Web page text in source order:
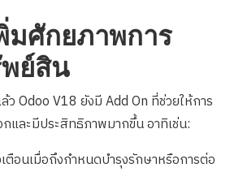
พิ่มศักยภาพการ
ย์สิน
Odoo V18 ยังมี Add On ที่ช่วยให้การ
และมีประสิทธิภาพมากขึ้น อาทิเช่น:
ตือนเมื่อถึงกำหนดบำรุงรักษาหรือการต่อ